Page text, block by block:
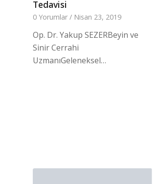
Tedavisi
0 Yorumlar / Nisan 23, 2019
Op. Dr. Yakup SEZERBeyin ve
Sinir Cerrahi
UzmanıGeleneksel…